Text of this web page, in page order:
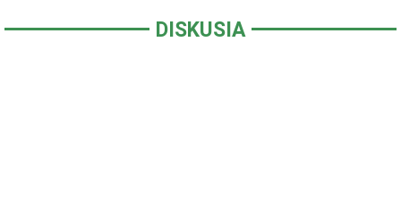
DISKUSIA